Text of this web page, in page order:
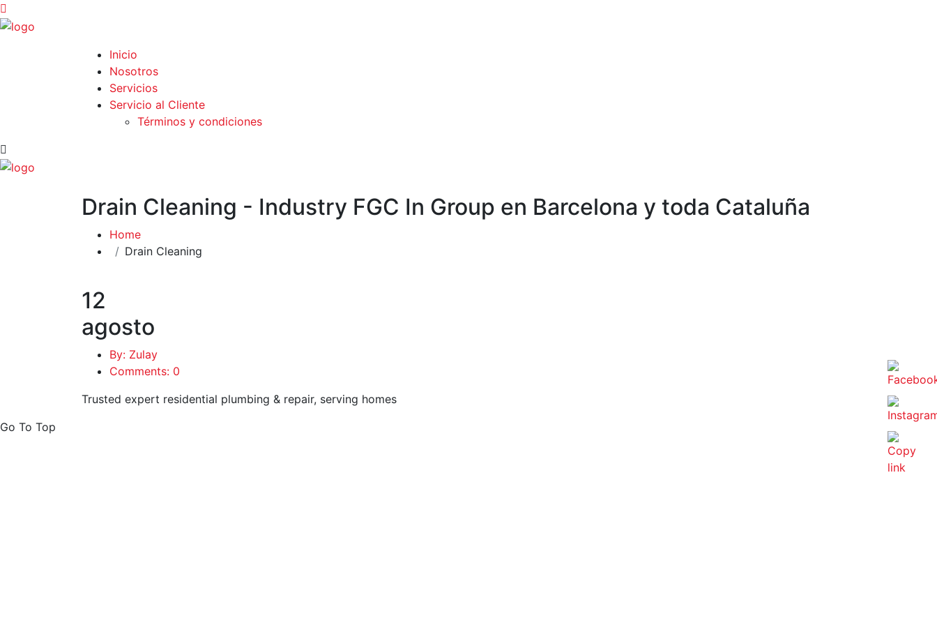
Inicio
Nosotros
Servicios
Servicio al Cliente
Términos y condiciones
Drain Cleaning - Industry FGC In Group en Barcelona y toda Cataluña
Home
Drain Cleaning
12
agosto
By: Zulay
Comments: 0
Trusted expert residential plumbing & repair, serving homes
Go To Top